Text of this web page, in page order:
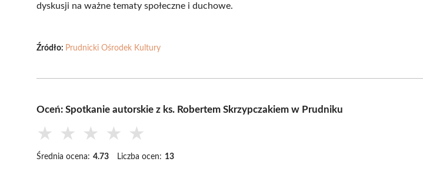
dyskusji na ważne tematy społeczne i duchowe.
Źródło: Prudnicki Ośrodek Kultury
Oceń: Spotkanie autorskie z ks. Robertem Skrzypczakiem w Prudniku
★ ★ ★ ★ ★
Średnia ocena: 4.73 Liczba ocen: 13